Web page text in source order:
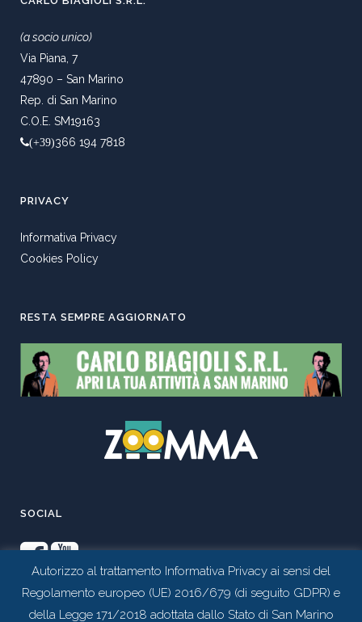
(a socio unico)
Via Piana, 7
47890 – San Marino
Rep. di San Marino
C.O.E. SM19163
(+39)366 194 7818
PRIVACY
Informativa Privacy
Cookies Policy
RESTA SEMPRE AGGIORNATO
SOCIAL
Autorizzo al trattamento Informativa Privacy ai sensi del
Regolamento europeo (UE) 2016/679 (di seguito GDPR) e
della Legge 171/2018 adottata dallo Stato di San Marino